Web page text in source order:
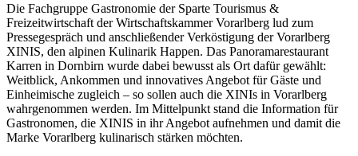
Die Fachgruppe Gastronomie der Sparte Tourismus &
Freizeitwirtschaft der Wirtschaftskammer Vorarlberg lud zum
Pressegespräch und anschließender Verköstigung der Vorarlberg
XINIS, den alpinen Kulinarik Happen. Das Panoramarestaurant
Karren in Dornbirn wurde dabei bewusst als Ort dafür gewählt:
Weitblick, Ankommen und innovatives Angebot für Gäste und
Einheimische zugleich – so sollen auch die XINIs in Vorarlberg
wahrgenommen werden. Im Mittelpunkt stand die Information für
Gastronomen, die XINIS in ihr Angebot aufnehmen und damit die
Marke Vorarlberg kulinarisch stärken möchten.